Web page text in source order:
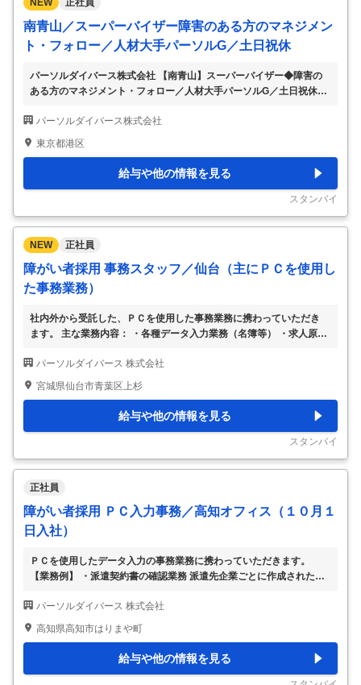
NEW 正社員
南青山／スーパーバイザー障害のある方のマネジメン
ト・フォロー／人材大手パーソルG／土日祝休
パーソルダイバース株式会社 【南青山】スーパーバイザー◆障害の
ある方のマネジメント・フォロー／人材大手パーソルG／土日祝休
メント・フォロー／人材大手パーソルG／土日祝休 【具体的な仕事内
容】 ～※業界未経験の方が多く活躍中※パーソルホールディングスの
業務概要： 当社受託事業にてはたらく障害者の方のマネジメント・
フォローをメインミッションとして、業務構築やフロー作成、メンバ
ーマネジメント等を主に担当いただきます。 ■業務詳細： ◎メンバー
マネジメント └社員の障害特性を…
パーソルダイバース株式会社
東京都港区
給与や他の情報を見る
スタンバイ
NEW 正社員
障がい者採用 事務スタッフ／仙台（主にＰＣを使用し
た事務業務）
社内外から受託した、ＰＣを使用した事務業務に携わっていただき
ます。 主な業務内容： ・各種データ入力業務（名簿等） ・求人原稿
会社の定める業務）…
パーソルダイバース 株式会社
宮城県仙台市青葉区上杉
給与や他の情報を見る
スタンバイ
正社員
障がい者採用 ＰＣ入力事務／高知オフィス（１０月１
日入社）
ＰＣを使用したデータ入力の事務業務に携わっていただきます。
【業務例】 ・派遣契約書の確認業務 派遣先企業ごとに作成された契
す。 不備があった場合、システム上に不備内容について申し送りコ
メン トを入力します。 ＊シングルタスクでのお任せとなります。
す。 ＊マニュアルを見ながら作業に慣れていただきます。ダブルチ
ェッ ク体制もあるのでご安心ください。 （変更範囲：会社の定める
パーソルダイバース 株式会社
高知県高知市はりまや町
給与や他の情報を見る